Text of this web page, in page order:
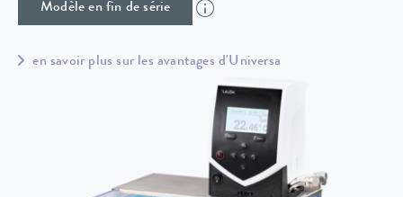
Modèle en fin de série
en savoir plus sur les avantages d'Universa